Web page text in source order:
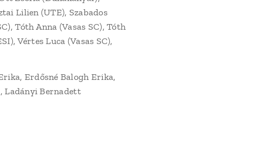
Lilien (UTE), Szabados
Tóth Anna (Vasas SC), Tóth
Vértes Luca (Vasas SC),
Erdősné Balogh Erika,
Ladányi Bernadett